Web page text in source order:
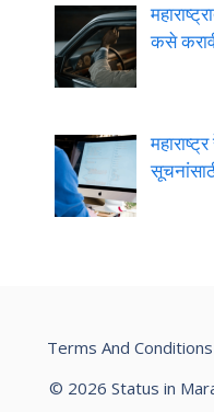
कसे
Terms And Conditions
© 2026 Status in